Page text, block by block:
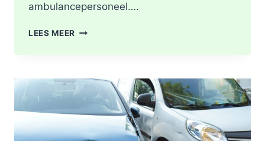
ambulancepersoneel….
LEES MEER HOOFDRIJBAAN
AFGESLOTEN
NA
ZWAAR
ONGEVAL,
BESTUURDER